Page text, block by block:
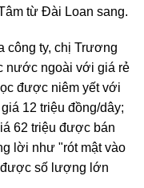
từ Đài Loan sang.
công ty, chị Trương
nước ngoài với giá rẻ
được niêm yết với
12 triệu đồng/dây;
62 triệu được bán
lời như "rót mật vào
được số lượng lớn